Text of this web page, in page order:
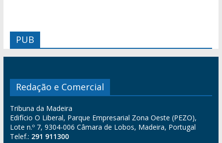
PUB
Redação e Comercial
Tribuna da Madeira
Edifício O Liberal, Parque Empresarial Zona Oeste (PEZO),
Lote n.º 7, 9304-006 Câmara de Lobos, Madeira, Portugal
Telef.: 291 911300